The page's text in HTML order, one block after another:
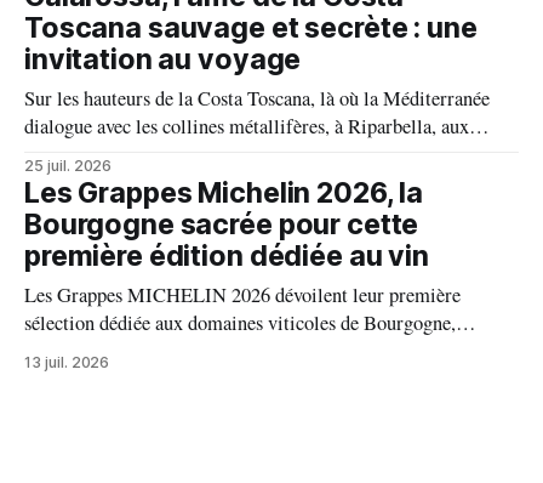
millésime raconte une terre, une passion et un art de vivre.
Toscana sauvage et secrète : une
invitation au voyage
Sur les hauteurs de la Costa Toscana, là où la Méditerranée
dialogue avec les collines métallifères, à Riparbella, aux
portes de Bolgheri, Caiarossa cultive une autre idée du grand
vin, celle d'un équilibre vivant entre la terre, les cépages et le
temps.
25 juil. 2026
Les Grappes Michelin 2026, la
Bourgogne sacrée pour cette
première édition dédiée au vin
Les Grappes MICHELIN 2026 dévoilent leur première
sélection dédiée aux domaines viticoles de Bourgogne,
distinguant 94 propriétés pour l’excellence de leurs vins. Au
palmarès : 9 domaines reçoivent trois grappes, 20 deux
13 juil. 2026